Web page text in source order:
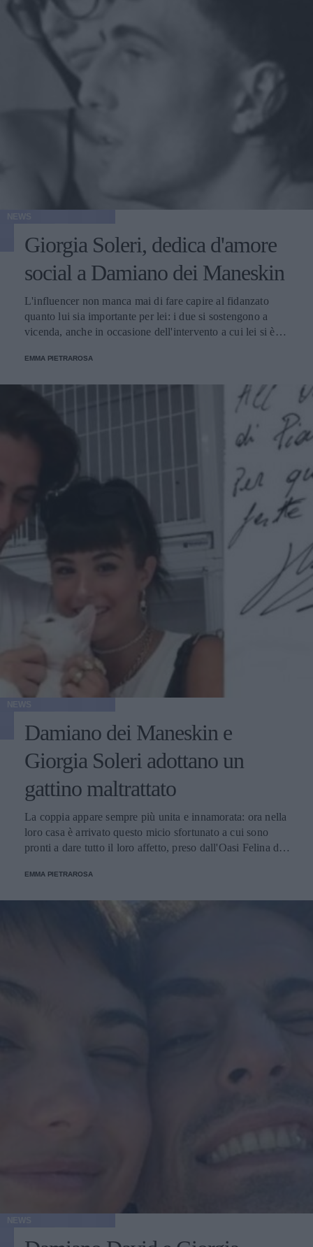
Giorgia Soleri, dedica d'amore
social a Damiano dei Maneskin
L'influencer non manca mai di fare capire al fidanzato
quanto lui sia importante per lei: i due si sostengono a
vicenda, anche in occasione dell'intervento a cui lei si è
EMMA PIETRAROSA
Damiano dei Maneskin e
Giorgia Soleri adottano un
gattino maltrattato
La coppia appare sempre più unita e innamorata: ora nella
loro casa è arrivato questo micio sfortunato a cui sono
pronti a dare tutto il loro affetto, preso dall'Oasi Felina di
EMMA PIETRAROSA